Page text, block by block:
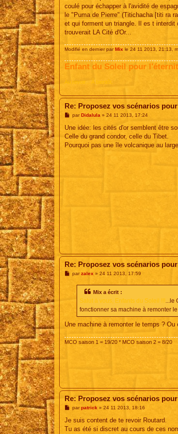
coulé pour échapper à l'avidité de
le "Puma de Pierre" (Titichacha [titi ra
et qui forment un triangle. Il es t
trouverait LA Cité d'Or...
Modifié en dernier parMix le 24 11 2013, 21:13,
Enfant du Soleil pour
Au revoir... À bientôt.
Re: Proposez vos scénarios
M
s
a
g
par Didalula » 24 11 2013, 17:24
Une idée: les cités d'or semblent être
Celle du grand condor, celle du Tibet.
Pourquoi pas une île volcanique au
Re: Proposez vos scénarios
Mparzalex » 24 11 2013, 17:59
Mix a écrit :
Salut à vous, Enfants du Soleil !!!...le
fonctionner sa machine à remonter
Une machine à remonter le temps ?
MCO saison 1 = 19/20 * MCO saison 2 = 8/20
Re: Proposez vos scénarios
M
s
a
parpatrick » 24 11 2013, 18:16
Je suis content de te revoir Routard.
Tu as été si discret au cours de ces